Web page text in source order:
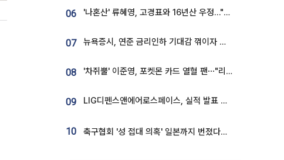
06 '나혼산' 류혜영, 고경표와 16년산 우정…"자취방서 부모님과 마주쳐"
07 뉴욕증시, 연준 금리인하 기대감 꺾이자 상승...S&P500 사상 최고치 [종합]
08 '차쥐뿔' 이준영, 포켓몬 카드 열혈 팬⋯"리셀러 처단할 것"
09 LIG디펜스앤에어로스페이스, 실적 발표 후 급락→반등⋯증권가 “28년까지 튼튼”
10 축구협회 '성 접대 의혹' 일본까지 번졌다…日 심판 실명 공개